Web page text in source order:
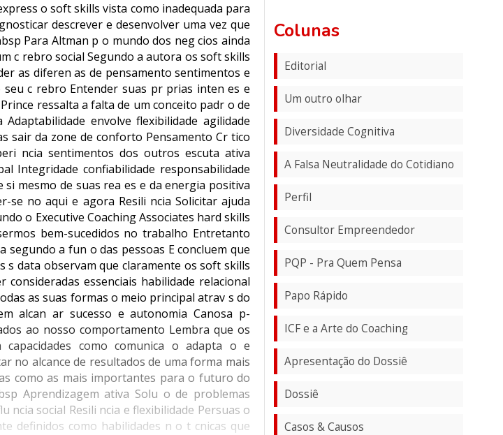
o soft skills vista como inadequada para
descrever e desenvolver uma vez que
Para Altman p o mundo dos neg cios ainda
c rebro social Segundo a autora os soft skills
as diferen as de pensamento sentimentos e
c rebro Entender suas pr prias inten es e
ressalta a falta de um conceito padr o de
envolve flexibilidade agilidade
sair da zone de conforto Pensamento Cr tico
ncia sentimentos dos outros escuta ativa
Integridade confiabilidade responsabilidade
mesmo de suas rea es e da energia positiva
no aqui e agora Resili ncia Solicitar ajuda
o Executive Coaching Associates hard skills
bem-sucedidos no trabalho Entretanto
a fun o das pessoas E concluem que
s data observam que claramente os soft skills
essenciais habilidade relacional
as suas formas o meio principal atrav s do
alcan ar sucesso e autonomia Canosa p-
ao nosso comportamento Lembra que os
como comunica o adapta o e
no alcance de resultados de uma forma mais
como as mais importantes para o futuro do
Aprendizagem ativa Solu o de problemas
ncia social Resili ncia e flexibilidade Persuas o
definidos como habilidades n o t cnicas que
Colunas
Editorial
Um outro olhar
Diversidade Cognitiva
A Falsa Neutralidade do Cotidiano
Perfil
Consultor Empreendedor
PQP - Pra Quem Pensa
Papo Rápido
ICF e a Arte do Coaching
Apresentação do Dossiê
Dossiê
Casos & Causos